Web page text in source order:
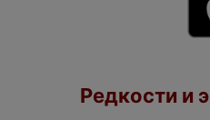
Редкости и